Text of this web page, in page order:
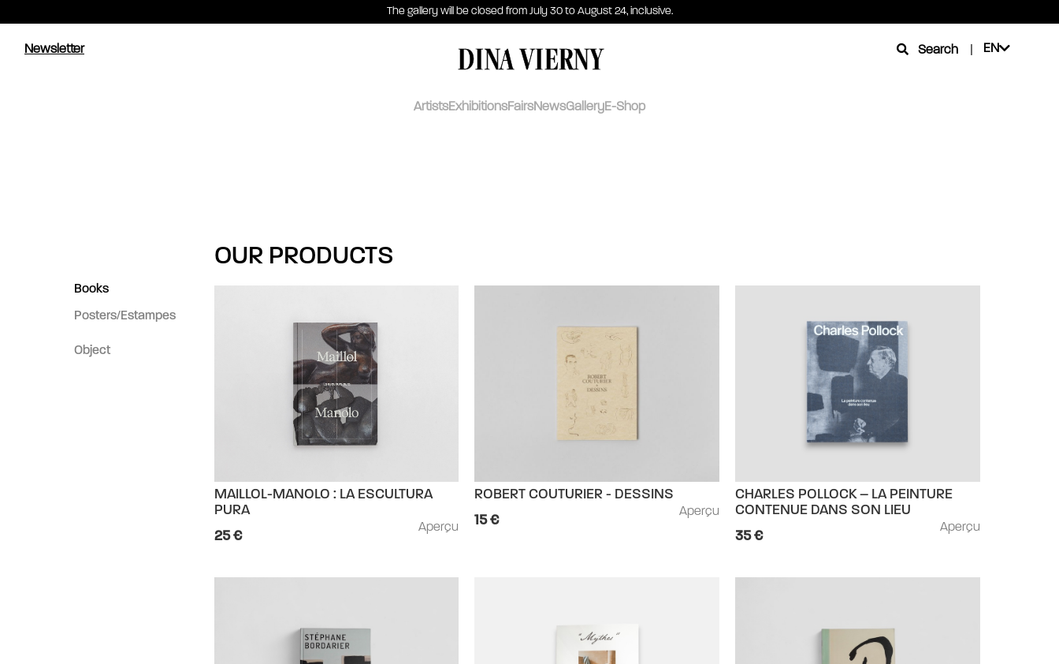
The gallery will be closed from July 30 to August 24, inclusive.
Newsletter DINA VIERNY Search | EN
ArtistsExhibitionsFairsNewsGalleryE-Shop
Books
Posters/Estampes
Object
OUR PRODUCTS
MAILLOL-MANOLO : LA ESCULTURA
PURA
Aperçu
25 €
ROBERT COUTURIER - DESSINS
Aperçu
15 €
CHARLES POLLOCK – LA PEINTURE
CONTENUE DANS SON LIEU
Aperçu
35 €